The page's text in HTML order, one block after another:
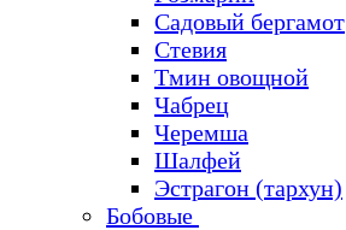
Садовый бергамот
Стевия
Тмин овощной
Чабрец
Черемша
Шалфей
Эстрагон (тархун)
Бобовые